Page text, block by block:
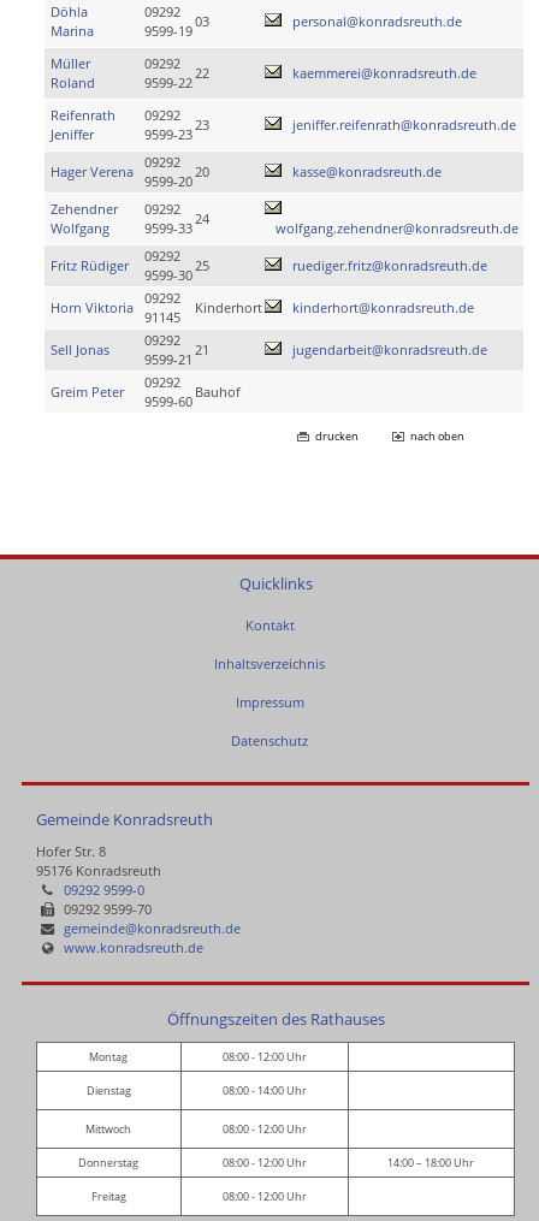
Döhla
Marina
09292
9599-19
03 personal@konradsreuth.de
Müller
Roland
09292
9599-22
22 kaemmerei@konradsreuth.de
Reifenrath
Jeniffer
09292
9599-23
23 jeniffer.reifenrath@konradsreuth.de
Hager Verena
09292
9599-20
20 kasse@konradsreuth.de
Zehendner
Wolfgang
09292
9599-33
24
wolfgang.zehendner@konradsreuth.de
Fritz Rüdiger
09292
9599-30
25 ruediger.fritz@konradsreuth.de
Horn Viktoria
09292
91145
Kinderhort kinderhort@konradsreuth.de
Sell Jonas
09292
9599-21
21 jugendarbeit@konradsreuth.de
Greim Peter
09292
9599-60
Bauhof
drucken nach oben
Quicklinks
Kontakt
Inhaltsverzeichnis
Impressum
Datenschutz
Gemeinde Konradsreuth
Hofer Str. 8
95176 Konradsreuth
09292 9599-0
09292 9599-70
gemeinde@konradsreuth.de
www.konradsreuth.de
Öffnungszeiten des Rathauses
Montag 08:00 - 12:00 Uhr
Dienstag 08:00 - 14:00 Uhr
Mittwoch 08:00 - 12:00 Uhr
Donnerstag 08:00 - 12:00 Uhr 14:00 – 18:00 Uhr
Freitag 08:00 - 12:00 Uhr